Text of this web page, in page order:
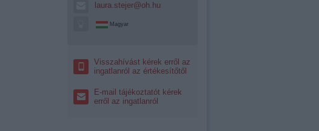
laura.stejer@oh.hu
Magyar
Visszahívást kérek erről az
ingatlanról az értékesítőtől
E-mail tájékoztatót kérek
erről az ingatlanról